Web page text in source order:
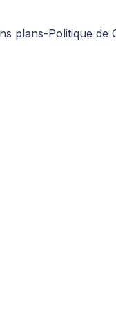
plans-Politique de